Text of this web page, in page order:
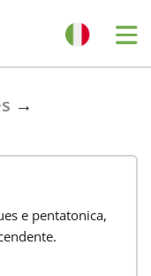
→
e pentatonica,